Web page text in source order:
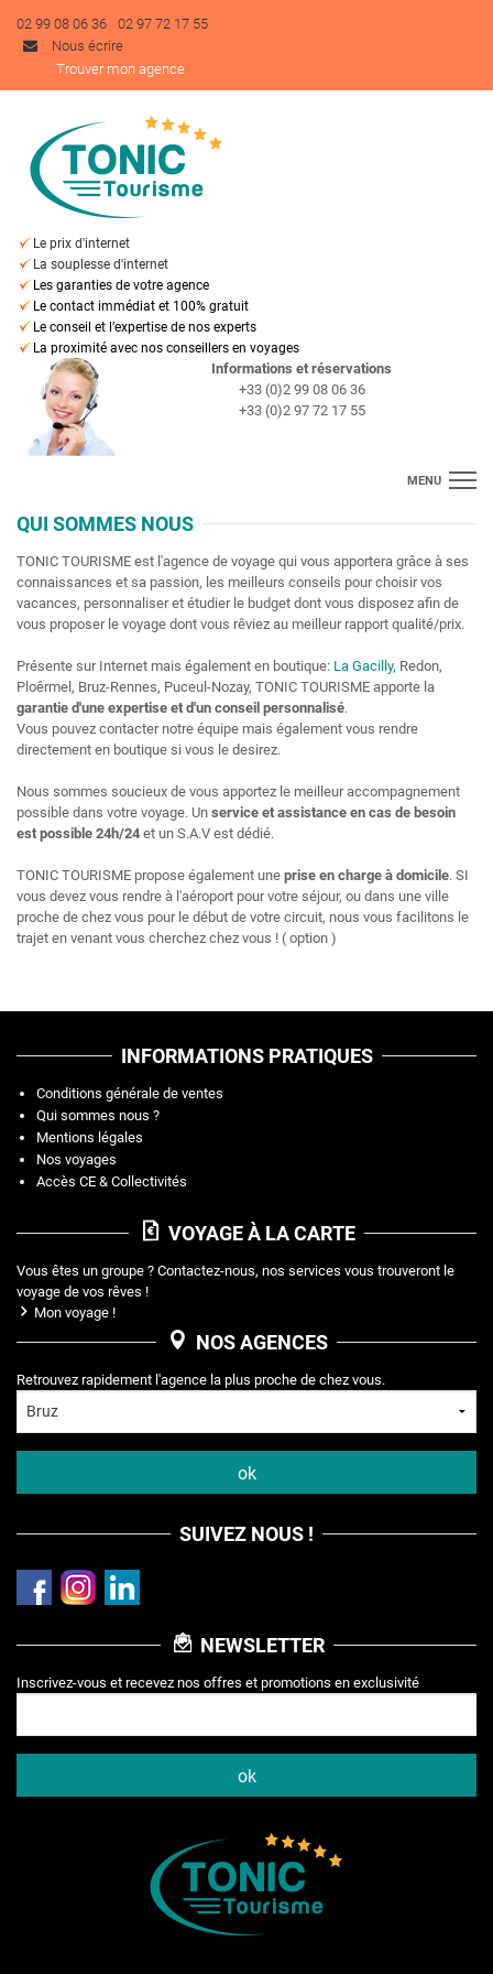
02 99 08 06 36 - 02 97 72 17 55
Nous écrire
Trouver mon agence
Le prix d'internet
La souplesse d'internet
Les garanties de votre agence
Le contact immédiat et 100% gratuit
Le conseil et l’expertise de nos experts
La proximité avec nos conseillers en voyages
Informations et réservations
+33 (0)2 99 08 06 36
+33 (0)2 97 72 17 55
MENU
Nos séjours
Vols
Espace Pro
QUI SOMMES NOUS
TONIC TOURISME est l'agence de voyage qui vous apportera grâce à ses
connaissances et sa passion, les meilleurs conseils pour choisir vos
vacances, personnaliser et étudier le budget dont vous disposez afin de
vous proposer le voyage dont vous rêviez au meilleur rapport qualité/prix.
Présente sur Internet mais également en boutique: La Gacilly, Redon,
Ploêrmel, Bruz-Rennes, Puceul-Nozay, TONIC TOURISME apporte la
garantie d'une expertise et d'un conseil personnalisé.
Vous pouvez contacter notre équipe mais également vous rendre
directement en boutique si vous le desirez.
Nous sommes soucieux de vous apportez le meilleur accompagnement
possible dans votre voyage. Un service et assistance en cas de besoin
est possible 24h/24 et un S.A.V est dédié.
TONIC TOURISME propose également une prise en charge à domicile. SI
vous devez vous rendre à l'aéroport pour votre séjour, ou dans une ville
proche de chez vous pour le début de votre circuit, nous vous facilitons le
trajet en venant vous cherchez chez vous ! ( option )
INFORMATIONS PRATIQUES
Conditions générale de ventes
Qui sommes nous ?
Mentions légales
Nos voyages
Accès CE & Collectivités
VOYAGE À LA CARTE
Vous êtes un groupe ? Contactez-nous, nos services vous trouveront le
voyage de vos rêves !
Mon voyage !
NOS AGENCES
Retrouvez rapidement l'agence la plus proche de chez vous.
SUIVEZ NOUS !
NEWSLETTER
Inscrivez-vous et recevez nos offres et promotions en exclusivité